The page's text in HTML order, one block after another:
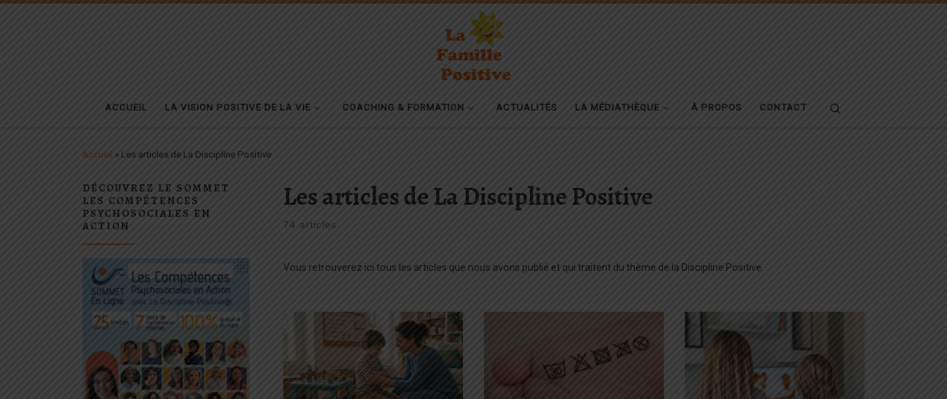
ACCUEIL LA VISION POSITIVE DE LA VIE COACHING & FORMATION ACTUALITÉS LA MÉDIATHÈQUE À PROPOS CONTACT
Accueil » Les articles de La Discipline Positive
Les articles de La Discipline Positive
74 articles
Vous retrouverez ici tous les articles que nous avons publié et qui traitent du thème de la Discipline Positive.
Quand on punit, c’est souvent parce
qu’on ne sait plus quoi faire d’autre. Et
s’il existait des outils concrets pour
poser des limites autrement ?
Découvrez comment éduquer sans
déchiffrer les étiquettes de lavage de
nos vêtements préférés pour ne pas
les abîmer. Température, cycle délicat,
séchage à l’air libre… Nous suivons
Aujourd’hui, plongeons dans une
préoccupation qui touche de
nombreuses familles : la gestion de
l’utilisation des écrans par nos
enfants, des plus petits aux
DÉCOUVREZ LE SOMMET
LES COMPÉTENCES
PSYCHOSOCIALES EN
ACTION